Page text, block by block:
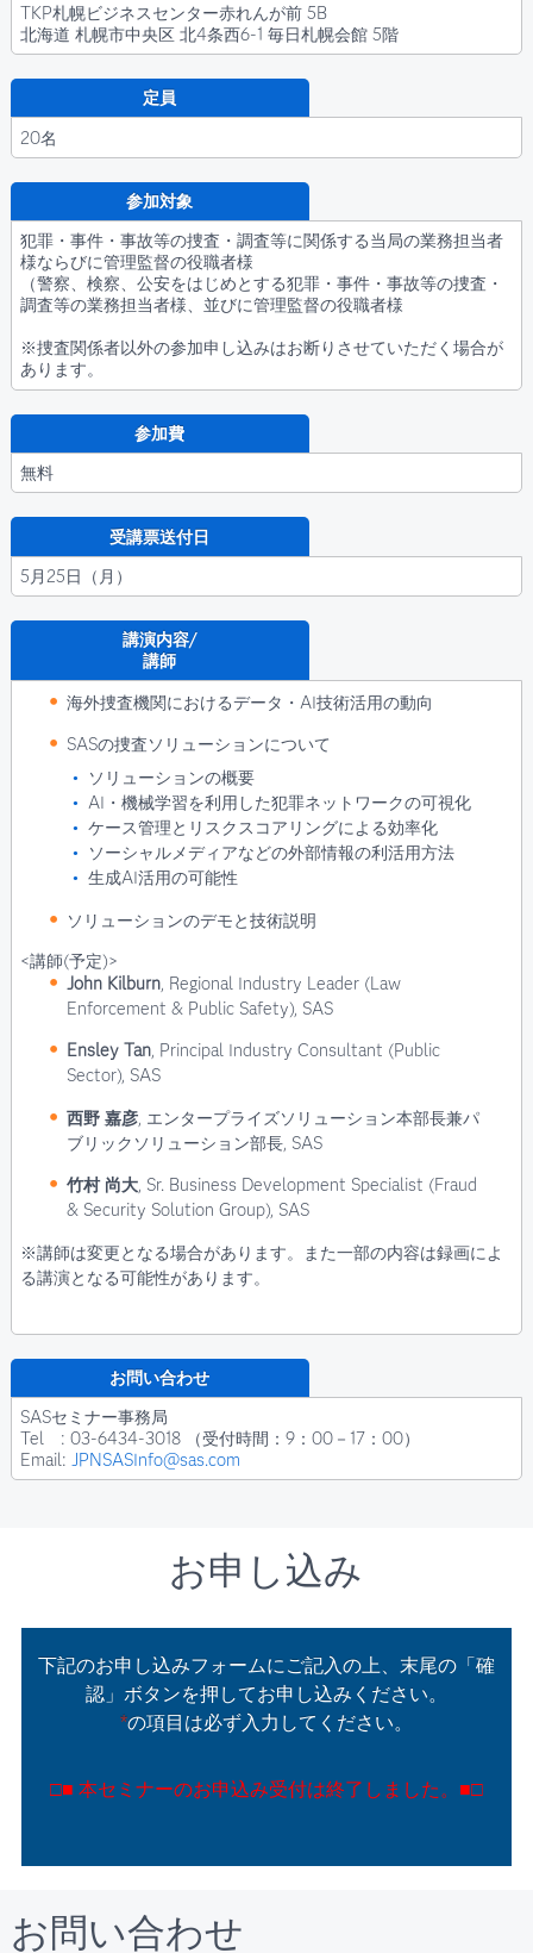
TKP札幌ビジネスセンター赤れんが前 5B
北海道 札幌市中央区 北4条西6-1 毎日札幌会館 5階
定員
20名
参加対象
犯罪・事件・事故等の捜査・調査等に関係する当局の業務担当者
様ならびに管理監督の役職者様
（警察、検察、公安をはじめとする犯罪・事件・事故等の捜査・
調査等の業務担当者様、並びに管理監督の役職者様
※捜査関係者以外の参加申し込みはお断りさせていただく場合が
あります。
参加費
無料
受講票送付日
5月25日（月）
講演内容/
講師
海外捜査機関におけるデータ・AI技術活用の動向
SASの捜査ソリューションについて
ソリューションの概要
AI・機械学習を利用した犯罪ネットワークの可視化
ケース管理とリスクスコアリングによる効率化
ソーシャルメディアなどの外部情報の利活用方法
生成AI活用の可能性
ソリューションのデモと技術説明
<講師(予定)>
John Kilburn, Regional Industry Leader (Law
Enforcement & Public Safety), SAS
Ensley Tan, Principal Industry Consultant (Public
Sector), SAS
西野 嘉彦, エンタープライズソリューション本部長兼パ
ブリックソリューション部長, SAS
竹村 尚大, Sr. Business Development Specialist (Fraud
& Security Solution Group), SAS
※講師は変更となる場合があります。また一部の内容は録画によ
る講演となる可能性があります。
お問い合わせ
SASセミナー事務局
Tel : 03-6434-3018 （受付時間：9：00－17：00）
Email:JPNSASInfo@sas.com
お申し込み
下記のお申し込みフォームにご記入の上、末尾の「確
認」ボタンを押してお申し込みください。
*の項目は必ず入力してください。
□■ 本セミナーのお申込み受付は終了しました。■□
お問い合わせ